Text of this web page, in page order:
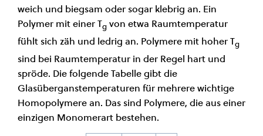
weich und biegsam oder sogar klebrig an. Ein
Polymer mit einer Tg von etwa Raumtemperatur
fühlt sich zäh und ledrig an. Polymere mit hoher Tg
sind bei Raumtemperatur in der Regel hart und
spröde. Die folgende Tabelle gibt die
Glasüberganstemperaturen für mehrere wichtige
Homopolymere an. Das sind Polymere, die aus einer
einzigen Monomerart bestehen.